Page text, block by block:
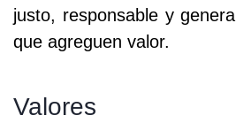
justo, responsable y
que agreguen valor.
Valores